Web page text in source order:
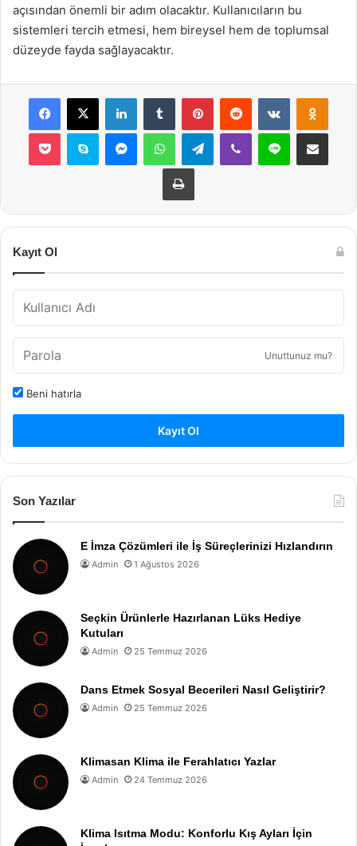
açısından önemli bir adım olacaktır. Kullanıcıların bu
sistemleri tercih etmesi, hem bireysel hem de toplumsal
düzeyde fayda sağlayacaktır.
Facebook
X LinkedInTumblr PinterestReddit VKontakte
Pocket Skype MessengerWhatsAppTelegramViber Line E-Posta ile
Yazdır
Kayıt Ol
Unuttunuz mu?
Beni hatırla
Kayıt Ol
Son Yazılar
E İmza Çözümleri ile İş Süreçlerinizi Hızlandırın
Admin 1 Ağustos 2026
Seçkin Ürünlerle Hazırlanan Lüks Hediye
Kutuları
Admin 25 Temmuz 2026
Dans Etmek Sosyal Becerileri Nasıl Geliştirir?
Admin 25 Temmuz 2026
Klimasan Klima ile Ferahlatıcı Yazlar
Admin 24 Temmuz 2026
Klima Isıtma Modu: Konforlu Kış Ayları İçin